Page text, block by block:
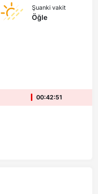
Şuanki vakit
Öğle
00:42:49